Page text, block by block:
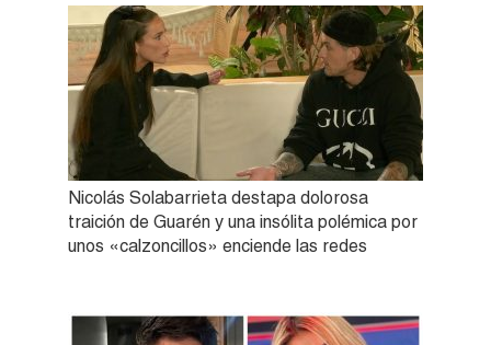
Nicolás Solabarrieta destapa dolorosa
traición de Guarén y una insólita polémica por
unos «calzoncillos» enciende las redes